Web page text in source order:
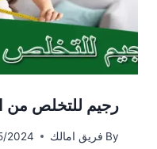
رجيم للتخلص من
By فريق امالك 2024